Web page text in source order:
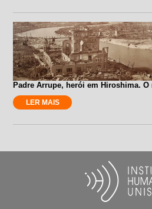
Padre Arrupe, herói em Hiroshima. O
LER MAIS